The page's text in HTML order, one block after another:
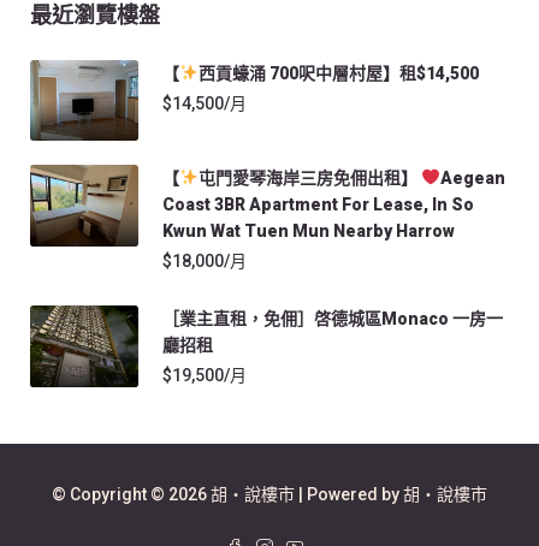
最近瀏覽樓盤
【
西貢蠔涌 700呎中層村屋】租$14,500
$14,500/月
【 屯門愛琴海岸三房免佣出租】
Aegean
Coast 3BR Apartment For Lease, In So
Kwun Wat Tuen Mun Nearby Harrow
$18,000/月
［業主直租，免佣］啓德城區Monaco 一房一
廳招租
$19,500/月
© Copyright © 2026 胡‧說樓市 | Powered by 胡‧說樓市